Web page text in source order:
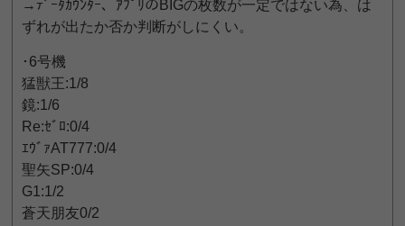
→ﾃﾞｰﾀｶｳﾝﾀｰ、ｱﾌﾟﾘのBIGの枚数が一定ではない為、は
ずれが出たか否か判断がしにくい。
･6号機
猛獣王:1/8
鏡:1/6
Re:ｾﾞﾛ:0/4
ｴｳﾞｧAT777:0/4
聖矢SP:0/4
G1:1/2
蒼天朋友0/2